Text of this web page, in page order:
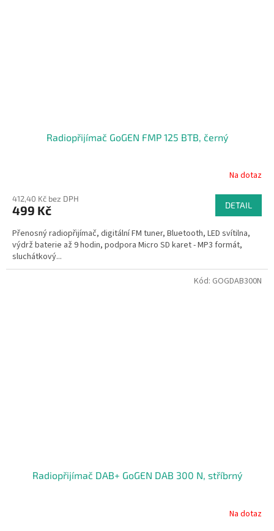
Radiopřijímač GoGEN FMP 125 BTB, černý
Na dotaz
412,40 Kč bez DPH
499 Kč DETAIL
Přenosný radiopřijímač, digitální FM tuner, Bluetooth, LED svítilna,
výdrž baterie až 9 hodin, podpora Micro SD karet - MP3 formát,
sluchátkový...
Radiopřijímač DAB+ GoGEN DAB 300 N, stříbrný
Na dotaz
Kód: GOGDAB300N